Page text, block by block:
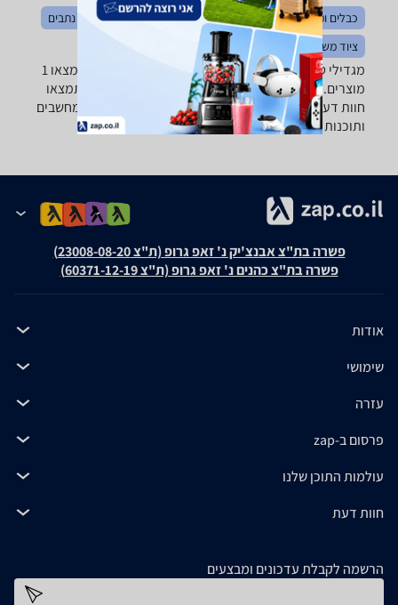
כבלים ומתאמים מודמים מודמים סלולריים
ראוטרים / נתבים
ציוד משלים לתקשורת
מגדילי טווח / Access Points ‏נקודת גישה ‏b/g/n/ac -נמצאו 1
מוצרים. מחפש מגדיל טווח / Access Point? רק בזאפ תמצאו
חוות דעת, השוואת מחירים ביותר מאלף חנויות בתחום מחשבים
ותוכנות וכל המידע הנחוץ עבור קבלת החלטה חכמה!
פשרה בת"צ אבנצ'יק נ' זאפ גרופ (ת"צ 23008-08-20)
פשרה בת"צ כהנים נ' זאפ גרופ (ת"צ 60371-12-19)
אודות
שימושי
עזרה
פרסום ב-zap
עולמות התוכן שלנו
חוות דעת
הרשמה לקבלת עדכונים ומבצעים